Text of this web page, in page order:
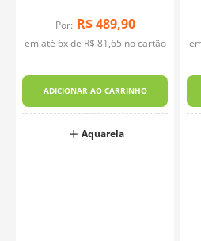
Yellow 200, Lemon Yellow 205 e
Fabricante:Art Creation
Por: R$ 489,90
em até 6x de R$ 81,65 no cartão
ADICIONAR AO CARRINHO
Aquarela